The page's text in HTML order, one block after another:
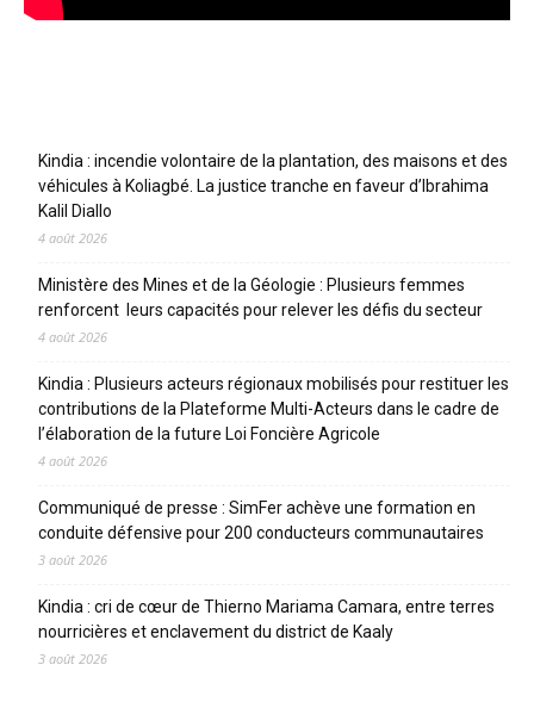
Kindia : incendie volontaire de la plantation, des maisons et des
véhicules à Koliagbé. La justice tranche en faveur d’Ibrahima
Kalil Diallo
4 août 2026
Ministère des Mines et de la Géologie : Plusieurs femmes
renforcent leurs capacités pour relever les défis du secteur
4 août 2026
Kindia : Plusieurs acteurs régionaux mobilisés pour restituer les
contributions de la Plateforme Multi-Acteurs dans le cadre de
l’élaboration de la future Loi Foncière Agricole
4 août 2026
Communiqué de presse : SimFer achève une formation en
conduite défensive pour 200 conducteurs communautaires
3 août 2026
Kindia : cri de cœur de Thierno Mariama Camara, entre terres
nourricières et enclavement du district de Kaaly
3 août 2026